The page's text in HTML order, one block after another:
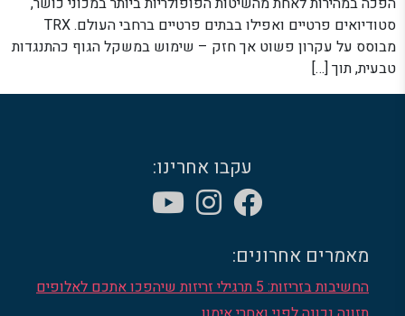
סטודיואים פרטיים ואפילו בבתים פרטיים ברחבי העולם. TRX
מבוסס על עקרון פשוט אך חזק – שימוש במשקל הגוף כהתנגדות
טבעית, תוך […]
עקבו אחרינו:
מאמרים אחרונים:
החשיבות בזריזות: 5 תרגילי זריזות שיהפכו אתכם לאלופים